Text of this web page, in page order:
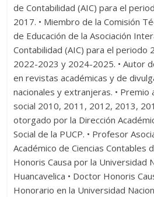
de Contabilidad (AIC) para el
2017. • Miembro de la Comisión
de Educación de la Asociación
Contabilidad (AIC) para el
2022-2023 y 2024-2025. • Autor
en revistas académicas y de
nacionales y extranjeras. • Premio
social 2010, 2011, 2012, 2013,
otorgado por la Dirección
Social de la PUCP. • Profesor
Académico de Ciencias Contables
Honoris Causa por la Universidad
Huancavelica • Doctor Honoris
Honorario en la Universidad